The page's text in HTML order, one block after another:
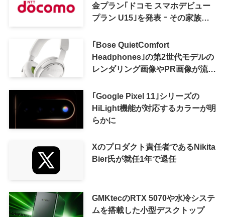
金プラン｢ドコモ スマホデビュー
プラン U15｣を発表 ｰ その家族が
｢Bose QuietComfort
Headphones｣の第2世代モデルの
レンダリング画像やPR画像が流出
｢Google Pixel 11｣シリーズの
HiLight機能が対応するカラーが明
らかに
Xのプロダクト責任者であるNikita
Bier氏が就任1年で退任
GMKtecのRTX 5070や水冷システ
ムを搭載した小型デスクトップ